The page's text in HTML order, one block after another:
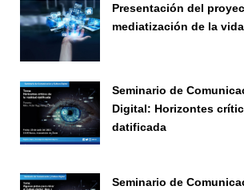
Presentación del
mediatización de la
Seminario de
Digital: Horizontes
datificada
Seminario de